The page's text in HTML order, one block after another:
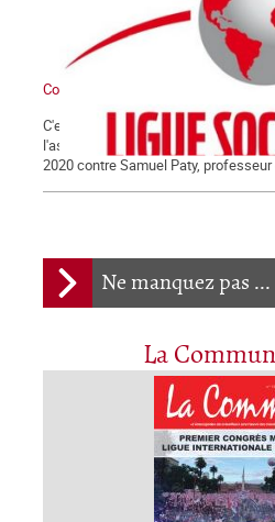
Ne manquez pas ...
La
Communiqué
C'est avec la plus extrême fermeté
l'assassinat barbare qui a été
2020 contre Samuel Paty,